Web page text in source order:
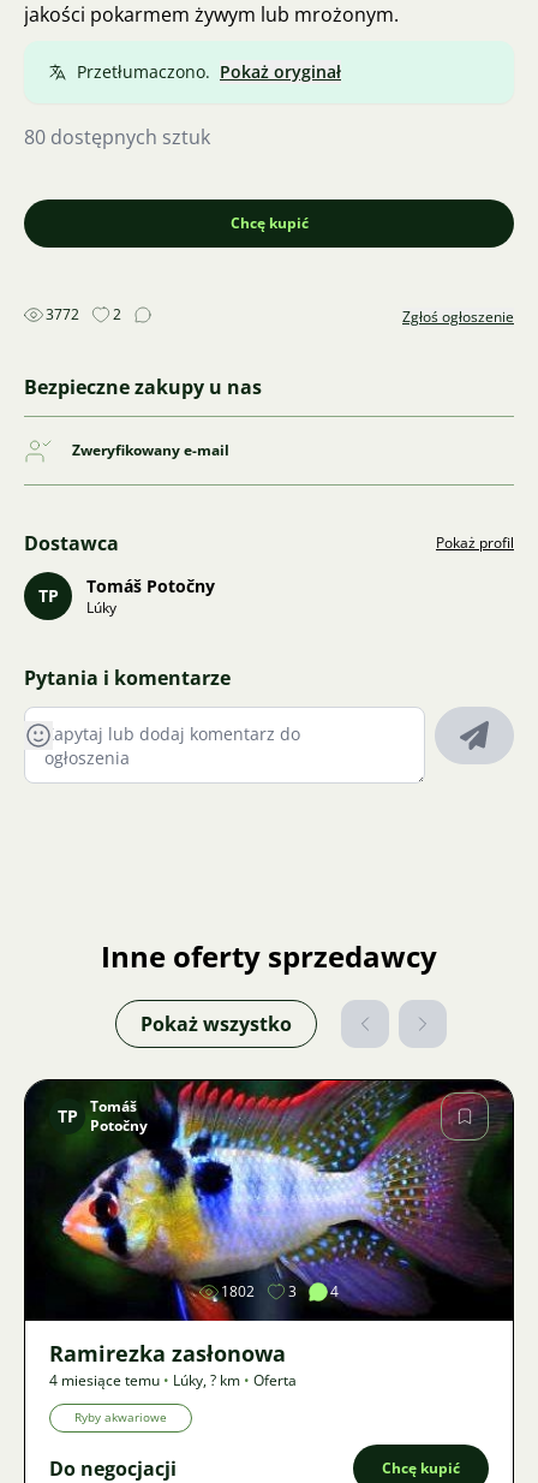
jakości pokarmem żywym lub mrożonym.
Przetłumaczono. Pokaż oryginał
80 dostępnych sztuk
Chcę kupić
3772 2 Zgłoś ogłoszenie
Bezpieczne zakupy u nas
Zweryfikowany e-mail
Dostawca Pokaż profil
TP Tomáš Potočny
Lúky
Pytania i komentarze
Inne oferty sprzedawcy
Pokaż wszystko
Zdjęcie
TP
Tomáš
Potočny
1802 3 4
Ramirezka zasłonowa
4 miesiące temu • Lúky,? km • Oferta
Ryby akwariowe
Do negocjacji Chcę kupić